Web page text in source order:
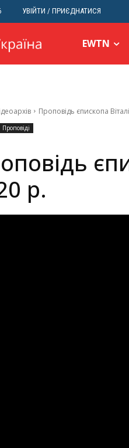
УВІЙТИ / ПРИЄДНАТИСЯ
EWTN
Проповідь єпископа
Проповіді
р.